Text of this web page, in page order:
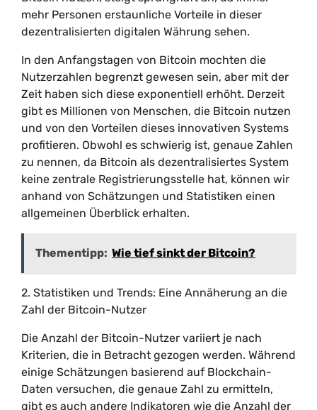
mehr Personen erstaunliche Vorteile in dieser
dezentralisierten digitalen Währung sehen.
In den Anfangstagen von Bitcoin mochten die
Nutzerzahlen begrenzt gewesen sein, aber mit der
Zeit haben sich diese exponentiell erhöht. Derzeit
gibt es Millionen von Menschen, die Bitcoin nutzen
und von den Vorteilen dieses innovativen Systems
profitieren. Obwohl es schwierig ist, genaue Zahlen
zu nennen, da Bitcoin als dezentralisiertes System
keine zentrale Registrierungsstelle hat, können wir
anhand von Schätzungen und Statistiken einen
allgemeinen Überblick erhalten.
Thementipp: Wie tief sinkt der Bitcoin?
2. Statistiken und Trends: Eine Annäherung an die
Zahl der Bitcoin-Nutzer
Die Anzahl der Bitcoin-Nutzer variiert je nach
Kriterien, die in Betracht gezogen werden. Während
einige Schätzungen basierend auf Blockchain-
Daten versuchen, die genaue Zahl zu ermitteln,
gibt es auch andere Indikatoren wie die Anzahl der